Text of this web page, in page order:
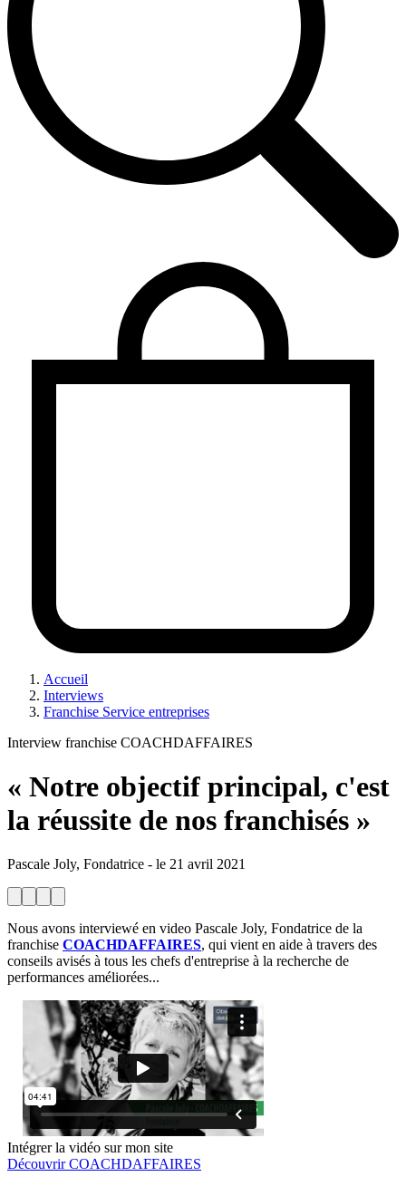
Accueil
Interviews
Franchise Service entreprises
Interview franchise COACHDAFFAIRES
« Notre objectif principal, c'est
la réussite de nos franchisés »
Pascale Joly, Fondatrice - le 21 avril 2021
Nous avons interviewé en video Pascale Joly, Fondatrice de la
franchise COACHDAFFAIRES, qui vient en aide à travers des
conseils avisés à tous les chefs d'entreprise à la recherche de
performances améliorées...
Intégrer la vidéo sur mon site
Découvrir COACHDAFFAIRES